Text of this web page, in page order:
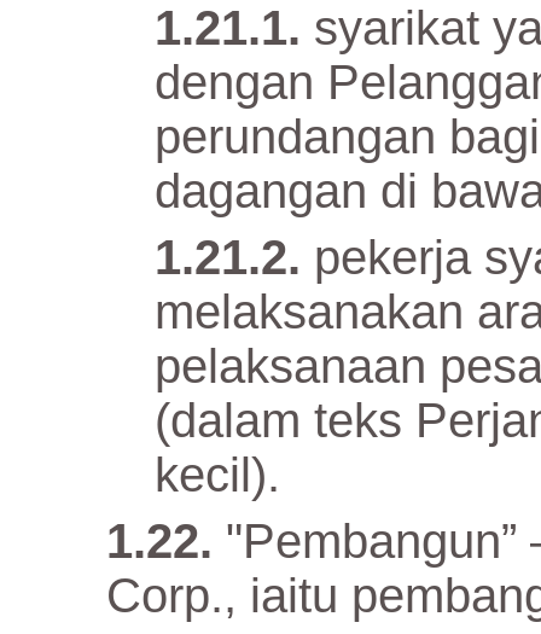
syarikat
dengan
perundangan
dagangan di
pekerja
melaksanakan
pelaksanaan
(dalam teks
kecil).
Corp., iaitu